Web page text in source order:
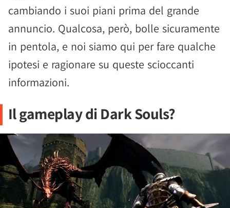
cambiando i suoi piani prima del grande
annuncio. Qualcosa, però, bolle sicuramente
in pentola, e noi siamo qui per fare qualche
ipotesi e ragionare su queste scioccanti
informazioni.
Il gameplay di Dark Souls?